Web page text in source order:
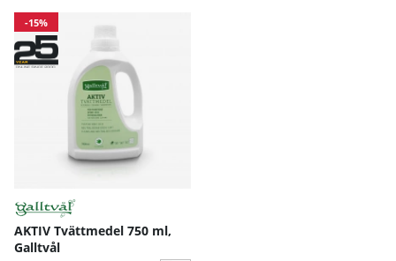
-15%
AKTIV Tvättmedel 750 ml,
Galltvål